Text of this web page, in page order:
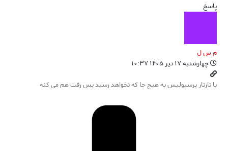
پاسخ
م س ل
چهارشنبه ۱۷ تیر ۱۴۰۵ ۱۰:۳۷
با تارتار پرسپولیس به هیچ جا که نخواهد رسید پس رفت هم می کنه